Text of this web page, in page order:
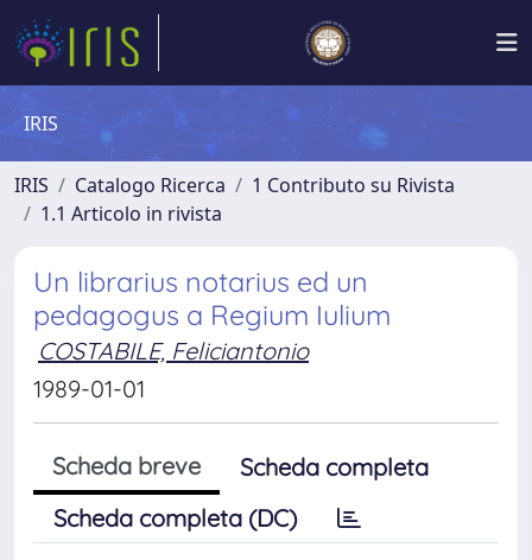
IRIS
IRIS Catalogo Ricerca
1 Contributo su Rivista
1.1 Articolo in rivista
Un librarius notarius ed un
pedagogus a Regium Iulium
COSTABILE, Feliciantonio
1989-01-01
Scheda breve
Scheda completa
Scheda completa (DC)